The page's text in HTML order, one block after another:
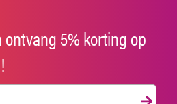
5% korting op